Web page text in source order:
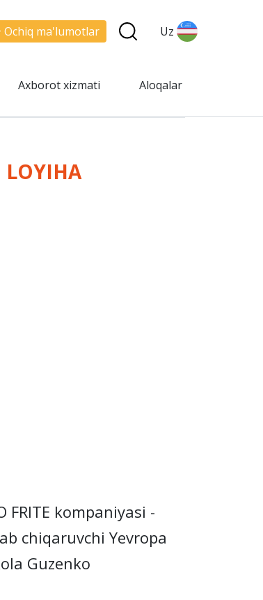
Ochiq ma'lumotlar Uz
Axborot xizmati Aloqalar
LOYIHA
FRITE kompaniyasi -
chiqaruvchi Yevropa
Guzenko